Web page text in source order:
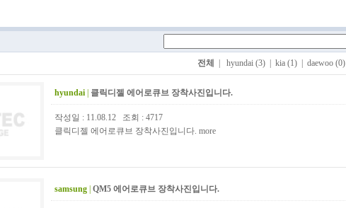
전체 hyundai (3) kia (1) daewoo (0)
hyundai 클릭디젤 에어로큐브 장착사진입니다.
작성일 : 11.08.12 조회 : 4717
클릭디젤 에어로큐브 장착사진입니다. more
samsung QM5 에어로큐브 장착사진입니다.